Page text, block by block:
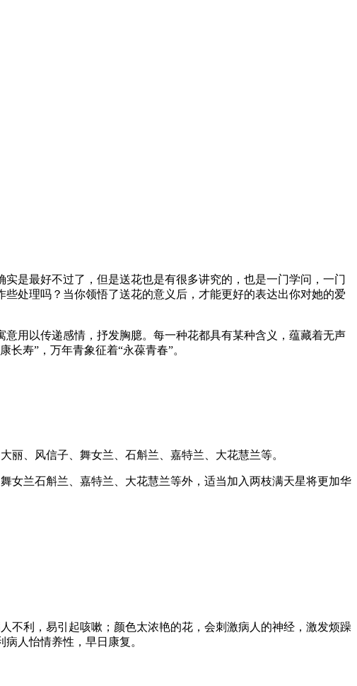
实是最好不过了，但是送花也是有很多讲究的，也是一门学问，一门
处理吗？当你领悟了送花的意义后，才能更好的表达出你对她的爱
用以传递感情，抒发胸臆。每一种花都具有某种含义，蕴藏着无声
寿”，万年青象征着“永葆青春”。
、风信子、舞女兰、石斛兰、嘉特兰、大花慧兰等。
兰石斛兰、嘉特兰、大花慧兰等外，适当加入两枝满天星将更加华
利，易引起咳嗽；颜色太浓艳的花，会刺激病人的神经，激发烦躁
人怡情养性，早日康复。